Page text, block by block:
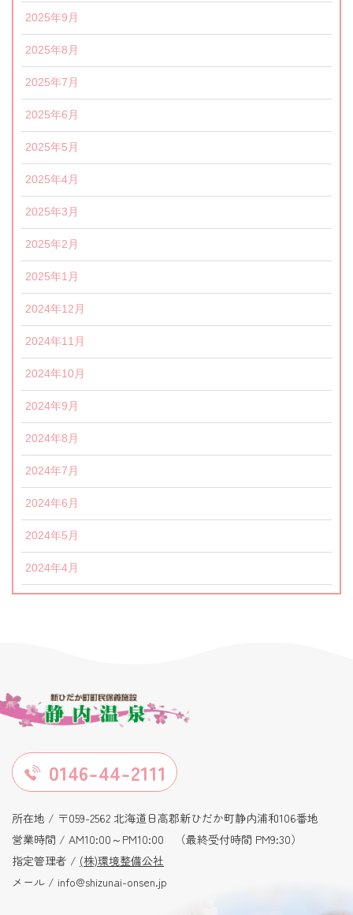
2025年9月
2025年8月
2025年7月
2025年6月
2025年5月
2025年4月
2025年3月
2025年2月
2025年1月
2024年12月
2024年11月
2024年10月
2024年9月
2024年8月
2024年7月
2024年6月
2024年5月
2024年4月
0146-44-2111
所在地 / 〒059-2562 北海道日高郡新ひだか町静内浦和106番地
営業時間 / AM10:00～PM10:00 （最終受付時間 PM9:30）
指定管理者 / (株)環境整備公社
メール / info@shizunai-onsen.jp